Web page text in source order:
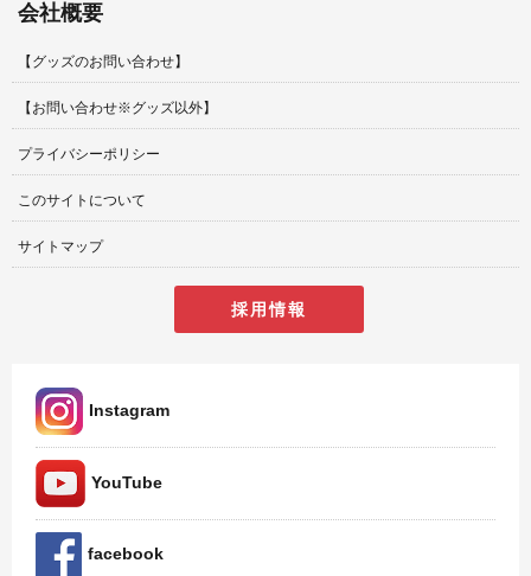
会社概要
【グッズのお問い合わせ】
【お問い合わせ※グッズ以外】
プライバシーポリシー
このサイトについて
サイトマップ
採用情報
Instagram
YouTube
facebook